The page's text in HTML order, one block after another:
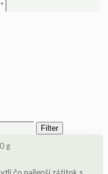
*
Filter